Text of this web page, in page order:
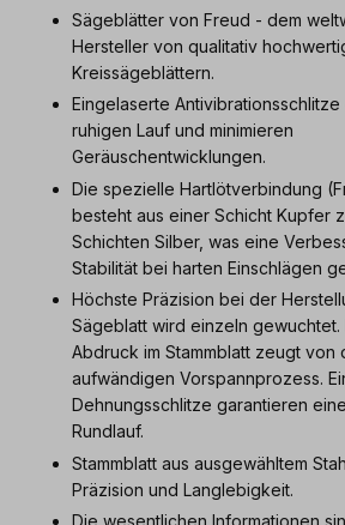
Sägeblätter von Freud - dem
Hersteller von qualitativ
Kreissägeblättern.
Eingelaserte
ruhigen Lauf und minimieren
Geräuschentwicklungen.
Die spezielle Hartlötverbindung
besteht aus einer Schicht Kupfer
Schichten Silber, was eine
Stabilität bei harten Einschlägen
Höchste Präzision bei der
Sägeblatt wird einzeln
Abdruck im Stammblatt zeugt von
aufwändigen Vorspannprozess.
Dehnungsschlitze garantieren
Rundlauf.
Stammblatt aus ausgewähltem
Präzision und Langlebigkeit.